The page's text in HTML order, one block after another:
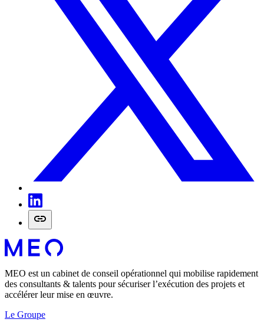
MEO est un cabinet de conseil opérationnel qui mobilise rapidement
des consultants & talents pour sécuriser l’exécution des projets et
accélérer leur mise en œuvre.
Le Groupe